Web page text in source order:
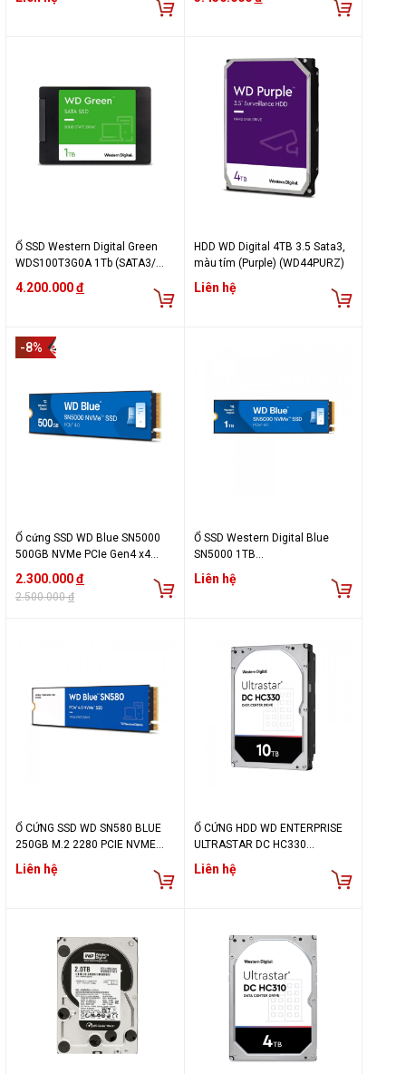
WUH721818ALE6L4
Ổ SSD Western Digital Green
WDS100T3G0A 1Tb (SATA3/
2.5Inch/ 545MB/s/ 465MB/s)
4.200.000đ
HDD WD Digital 4TB 3.5 Sata3,
màu tím (Purple) (WD44PURZ)
Liên hệ
-8%
Ổ cứng SSD WD Blue SN5000
500GB NVMe PCIe Gen4 x4
WDS500G4B0E
2.300.000đ
2.500.000đ
Ổ SSD Western Digital Blue
SN5000 1TB
WDS100T4B0E(NVMe PCIe/
Gen4x4 M2.2280/ 5150MB/s/
Liên hệ
Ổ CỨNG SSD WD SN580 BLUE
250GB M.2 2280 PCIE NVME
4X4 (ĐỌC 4000MB/S - GHI
2000MB/S) - (WDS250G3B0E)
Liên hệ
Ổ CỨNG HDD WD ENTERPRISE
ULTRASTAR DC HC330
10TB/3.5INCH/7200RPM/SATA/
256MB - WUS721010ALE6L4
Liên hệ